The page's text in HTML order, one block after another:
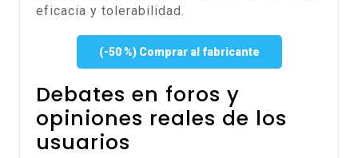
eficacia y tolerabilidad.
(-50 %) Comprar al fabricante
Debates en foros y
opiniones reales de los
usuarios